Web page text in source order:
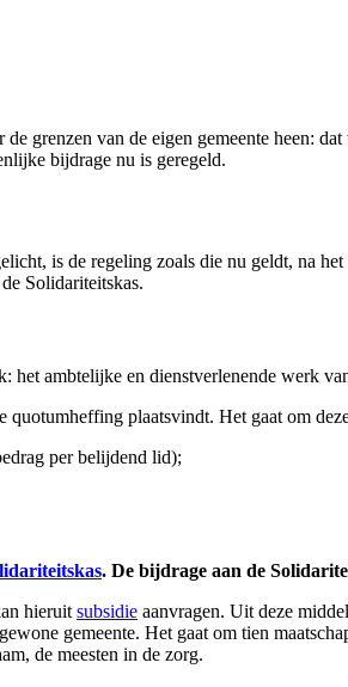
grenzen van de eigen gemeente heen:
bijdrage nu is geregeld.
is de regeling zoals die nu geldt, na
Solidariteitskas.
het ambtelijke en dienstverlenende werk
plaatsvindt. Het gaat om
per belijdend lid);
. De bijdrage aan de
hieruit subsidie aanvragen. Uit deze
gemeente. Het gaat om tien
de meesten in de zorg.